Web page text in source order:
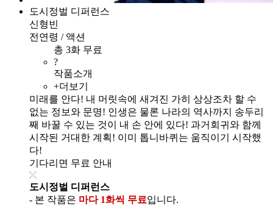
도시정벌 디퍼런스
신형빈
전연령 / 액션
총 3화 무료
?
작품소개
+더보기
미래를 안다! 내 머릿속에 새겨진 가히 상상조차 할 수
없는 정보와 문명! 인생은 물론 나라의 역사까지 송두리
째 바꿀 수 있는 것이 내 손 안에 있다! 과거회귀와 함께
시작된 거대한 계획! 이미 톱니바퀴는 움직이기 시작했
다!
기다리면 무료 안내
도시정벌 디퍼런스
- 본 작품은 마다 1화씩 무료입니다.